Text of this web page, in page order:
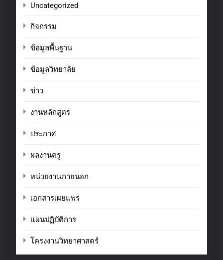
Uncategorized
กิจกรรม
ข้อมูลพื้นฐาน
ข้อมูลวิทยาลัย
ข่าว
งานหลักสูตร
ประกาศ
ผลงานครู
หน่วยงานภายนอก
เอกสารเผยแพร่
แผนปฏิบัติการ
โครงงานวิทยาศาสตร์